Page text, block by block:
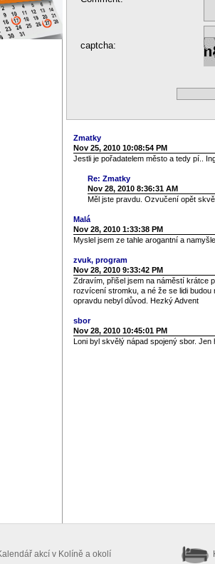
captcha:
Zmatky
Nov 25, 2010 10:08:54 PM
Jestli je pořadatelem město a tedy pí..
Re: Zmatky
Nov 28, 2010 8:36:31 AM
Měl jste pravdu. Ozvučení opět
Malá
Nov 28, 2010 1:33:38 PM
Myslel jsem ze tahle arogantní a
zvuk, program
Nov 28, 2010 9:33:42 PM
Zdravím, přišel jsem na náměstí krátce
rozvícení stromku, a né že se lidi budou
opravdu nebyl důvod. Hezký Advent
sbor
Nov 28, 2010 10:45:01 PM
Loni byl skvělý nápad spojený sbor.
akcí v Kolíně a okolí